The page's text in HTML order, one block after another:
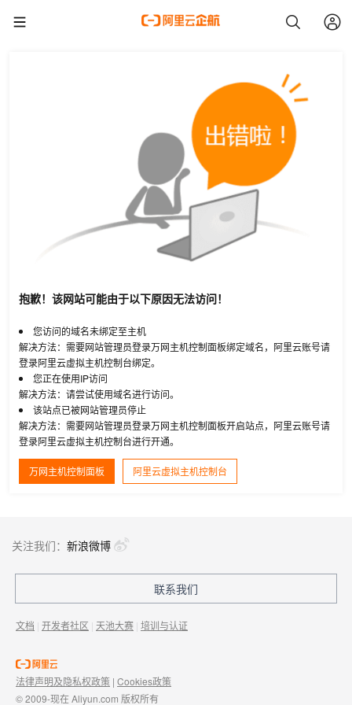
抱歉！该网站可能由于以下原因无法访问！
您访问的域名未绑定至主机
解决方法：需要网站管理员登录万网主机控制面板绑定域名，阿里云账号请
登录阿里云虚拟主机控制台绑定。
您正在使用IP访问
解决方法：请尝试使用域名进行访问。
该站点已被网站管理员停止
解决方法：需要网站管理员登录万网主机控制面板开启站点，阿里云账号请
登录阿里云虚拟主机控制台进行开通。
万网主机控制面板 阿里云虚拟主机控制台